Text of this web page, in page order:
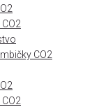
CO2